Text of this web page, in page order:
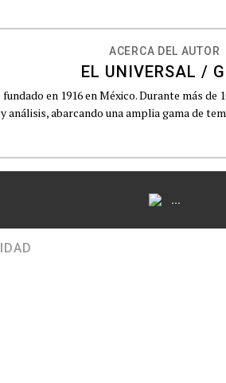
ACERCA DEL AUTOR
EL UNIVERSAL /
en 1916 en México. Durante más de
análisis, abarcando una amplia gama de
...